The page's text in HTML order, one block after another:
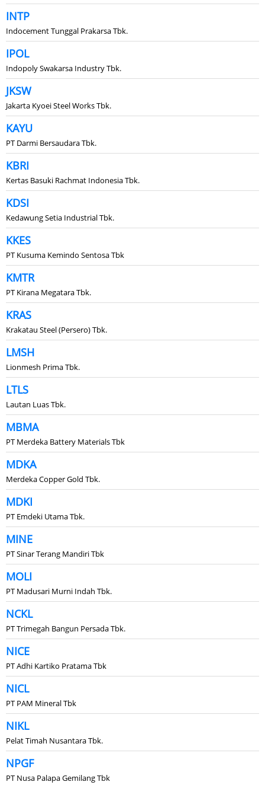
INTP
Indocement Tunggal Prakarsa Tbk.
IPOL
Indopoly Swakarsa Industry Tbk.
JKSW
Jakarta Kyoei Steel Works Tbk.
KAYU
PT Darmi Bersaudara Tbk.
KBRI
Kertas Basuki Rachmat Indonesia Tbk.
KDSI
Kedawung Setia Industrial Tbk.
KKES
PT Kusuma Kemindo Sentosa Tbk
KMTR
PT Kirana Megatara Tbk.
KRAS
Krakatau Steel (Persero) Tbk.
LMSH
Lionmesh Prima Tbk.
LTLS
Lautan Luas Tbk.
MBMA
PT Merdeka Battery Materials Tbk
MDKA
Merdeka Copper Gold Tbk.
MDKI
PT Emdeki Utama Tbk.
MINE
PT Sinar Terang Mandiri Tbk
MOLI
PT Madusari Murni Indah Tbk.
NCKL
PT Trimegah Bangun Persada Tbk.
NICE
PT Adhi Kartiko Pratama Tbk
NICL
PT PAM Mineral Tbk
NIKL
Pelat Timah Nusantara Tbk.
NPGF
PT Nusa Palapa Gemilang Tbk